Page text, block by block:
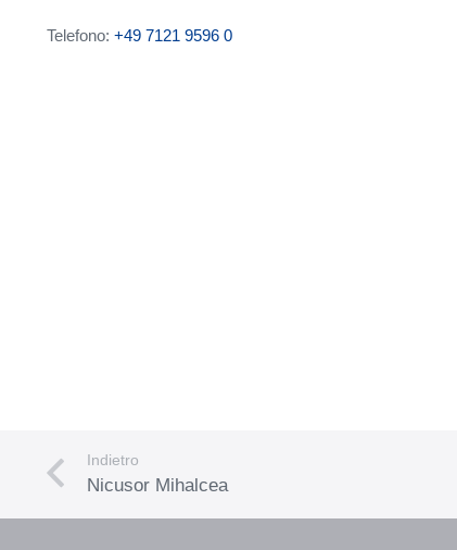
Telefono: +49 7121 9596 0
Indietro
Nicusor Mihalcea